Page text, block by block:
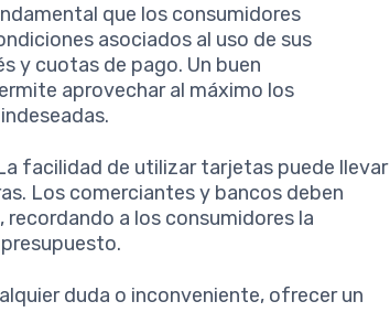
que los consumidores
asociados al uso de sus
y cuotas de pago. Un buen
aprovechar al máximo los
facilidad de utilizar tarjetas puede llevar
Los comerciantes y bancos deben
a los consumidores la
duda o inconveniente, ofrecer un